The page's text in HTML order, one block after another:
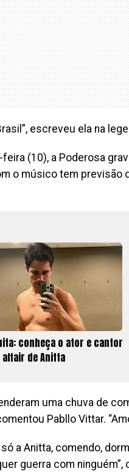
escreveu ela na
(10), a Poderosa
o músico tem previsão
conheça o ator e cantor
affair de Anitta
uma chuva de
Pabllo Vittar.
a Anitta, comendo,
guerra com